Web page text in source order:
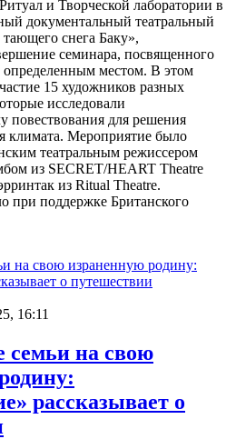
и Творческой лаборатории в
документальный театральный
снега Баку»,
семинара, посвященного
определенным местом. В этом
15 художников разных
исследовали
повествования для решения
климата. Мероприятие было
театральным режиссером
из SECRET/HEART Theatre
из Ritual Theatre.
при поддержке Британского
16:11
семьи на свою
рассказывает о